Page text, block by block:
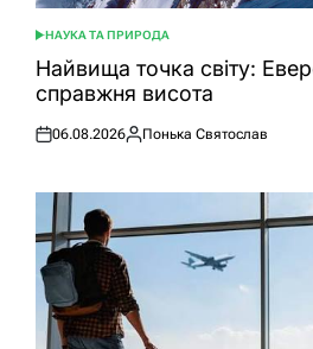
ОПУБЛІКУВАТИ
У
НАУКА ТА ПРИРОДА
Найвища точка світу:
справжня висота
Оприлюднено
06.08.2026
Опубліковано
Понька Святослав